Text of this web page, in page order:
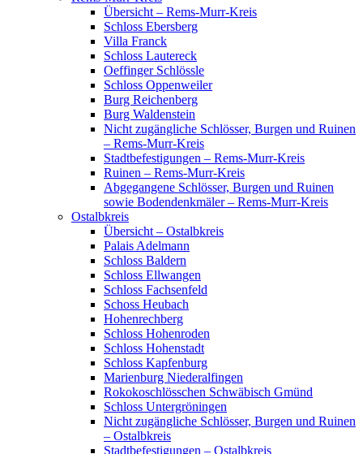
Übersicht – Rems-Murr-Kreis
Schloss Ebersberg
Villa Franck
Schloss Lautereck
Oeffinger Schlössle
Schloss Oppenweiler
Burg Reichenberg
Burg Waldenstein
Nicht zugängliche Schlösser, Burgen und Ruinen
– Rems-Murr-Kreis
Stadtbefestigungen – Rems-Murr-Kreis
Ruinen – Rems-Murr-Kreis
Abgegangene Schlösser, Burgen und Ruinen
sowie Bodendenkmäler – Rems-Murr-Kreis
Ostalbkreis
Übersicht – Ostalbkreis
Palais Adelmann
Schloss Baldern
Schloss Ellwangen
Schloss Fachsenfeld
Schoss Heubach
Hohenrechberg
Schloss Hohenroden
Schloss Hohenstadt
Schloss Kapfenburg
Marienburg Niederalfingen
Rokokoschlösschen Schwäbisch Gmünd
Schloss Untergröningen
Nicht zugängliche Schlösser, Burgen und Ruinen
– Ostalbkreis
Stadtbefestigungen – Ostalbkreis